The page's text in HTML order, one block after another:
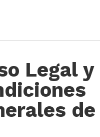
Legal y
de